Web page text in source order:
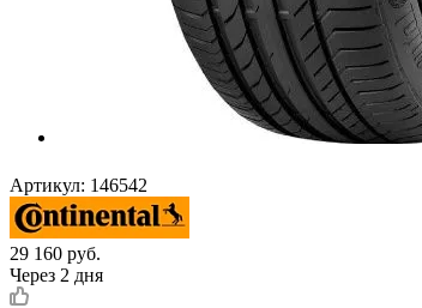
Артикул: 146542
29 160 руб.
Через 2 дня